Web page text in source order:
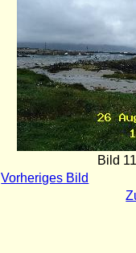
Bild
Vorheriges Bild